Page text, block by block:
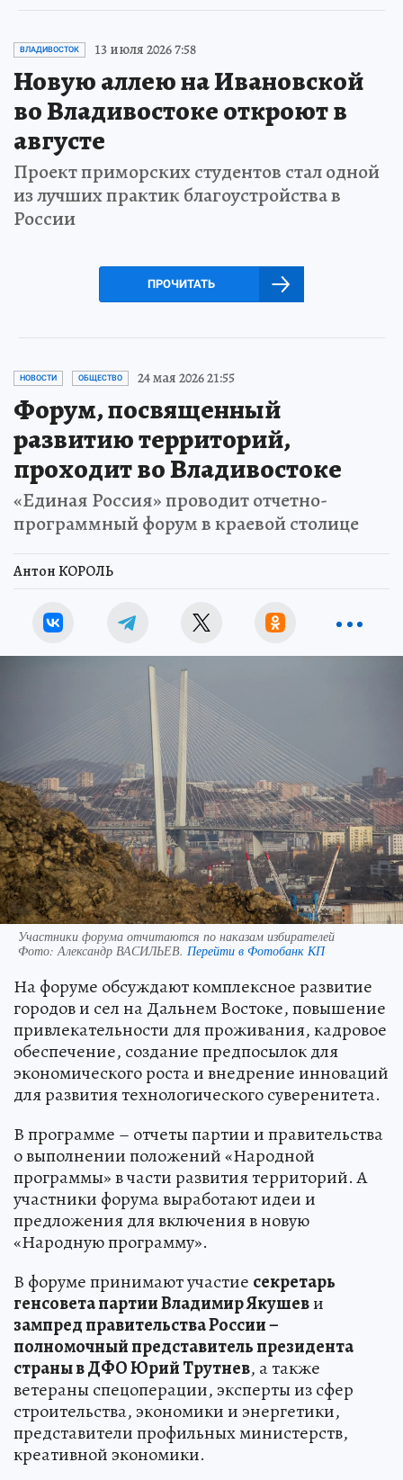
ВЛАДИВОСТОК 13 июля 2026 7:58
Новую аллею на Ивановской
во Владивостоке откроют в
августе
Проект приморских студентов стал одной
из лучших практик благоустройства в
России
ПРОЧИТАТЬ
НОВОСТИ ОБЩЕСТВО 24 мая 2026 21:55
Форум, посвященный
развитию территорий,
проходит во Владивостоке
«Единая Россия» проводит отчетно-
программный форум в краевой столице
Антон КОРОЛЬ
Участники форума отчитаются по наказам избирателей
Фото: Александр ВАСИЛЬЕВ. Перейти в Фотобанк КП
На форуме обсуждают комплексное развитие
городов и сел на Дальнем Востоке, повышение
привлекательности для проживания, кадровое
обеспечение, создание предпосылок для
экономического роста и внедрение инноваций
для развития технологического суверенитета.
В программе – отчеты партии и правительства
о выполнении положений «Народной
программы» в части развития территорий. А
участники форума выработают идеи и
предложения для включения в новую
«Народную программу».
В форуме принимают участие секретарь
генсовета партии Владимир Якушеви
зампред правительства России –
полномочный представитель президента
страны в ДФО Юрий Трутнев, а также
ветераны спецоперации, эксперты из сфер
строительства, экономики и энергетики,
представители профильных министерств,
креативной экономики.